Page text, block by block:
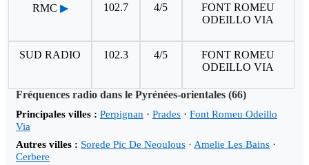
RMC ▶ 102.7 4/5
FONT ROMEU
ODEILLO VIA
SUD RADIO 102.3 4/5
FONT ROMEU
ODEILLO VIA
Fréquences radio dans le Pyrénées-orientales (66)
Principales villes : Perpignan · Prades · Font Romeu Odeillo
Via
Autres villes : Sorede Pic De Neoulous · Amelie Les Bains ·
Cerbere